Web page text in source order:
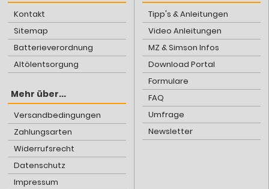
Kontakt
Sitemap
Batterieverordnung
Altölentsorgung
Mehr über...
Versandbedingungen
Zahlungsarten
Widerrufsrecht
Datenschutz
Impressum
Tipp's & Anleitungen
Video Anleitungen
MZ & Simson Infos
Download Portal
Formulare
FAQ
Umfrage
Newsletter